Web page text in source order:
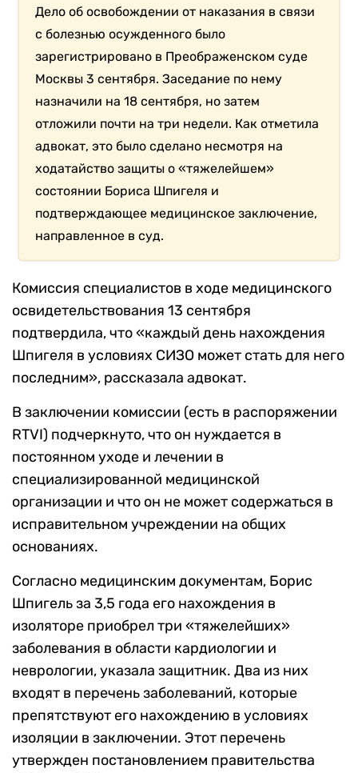
Дело об освобождении от наказания в связи
с болезнью осужденного было
зарегистрировано в Преображенском суде
Москвы 3 сентября. Заседание по нему
назначили на 18 сентября, но затем
отложили почти на три недели. Как отметила
адвокат, это было сделано несмотря на
ходатайство защиты о «тяжелейшем»
состоянии Бориса Шпигеля и
подтверждающее медицинское заключение,
направленное в суд.
Комиссия специалистов в ходе медицинского
освидетельствования 13 сентября
подтвердила, что «каждый день нахождения
Шпигеля в условиях СИЗО может стать для него
последним», рассказала адвокат.
В заключении комиссии (есть в распоряжении
RTVI) подчеркнуто, что он нуждается в
постоянном уходе и лечении в
специализированной медицинской
организации и что он не может содержаться в
исправительном учреждении на общих
основаниях.
Согласно медицинским документам, Борис
Шпигель за 3,5 года его нахождения в
изоляторе приобрел три «тяжелейших»
заболевания в области кардиологии и
неврологии, указала защитник. Два из них
входят в перечень заболеваний, которые
препятствуют его нахождению в условиях
изоляции в заключении. Этот перечень
утвержден постановлением правительства